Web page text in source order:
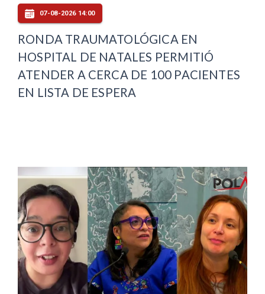
07-08-2026 14:00
RONDA TRAUMATOLÓGICA EN
HOSPITAL DE NATALES PERMITIÓ
ATENDER A CERCA DE 100 PACIENTES
EN LISTA DE ESPERA